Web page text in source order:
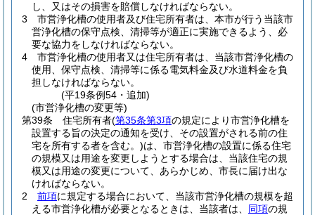
し、又はその損害を賠償しなければならない。
3
市営浄化槽の使用者及び住宅所有者は、本市が行う当該市
営浄化槽の保守点検、清掃等が適正に実施できるよう、必
要な協力をしなければならない。
4
市営浄化槽の使用者又は住宅所有者は、当該市営浄化槽の
使用、保守点検、清掃等に係る電気料金及び水道料金を負
担しなければならない。
(平19条例54・追加)
(市営浄化槽の変更等)
第39条
住宅所有者(第35条第3項の規定により市営浄化槽を
設置する旨の決定の通知を受け、その設置がされる前の住
宅を所有する者を含む。)は、市営浄化槽の設置に係る住宅
の規模又は用途を変更しようとする場合は、当該住宅の規
模又は用途の変更について、あらかじめ、市長に届け出な
ければならない。
2
前項に規定する場合において、当該市営浄化槽の規模を超
える市営浄化槽が必要となるときは、当該者は、 同項の規